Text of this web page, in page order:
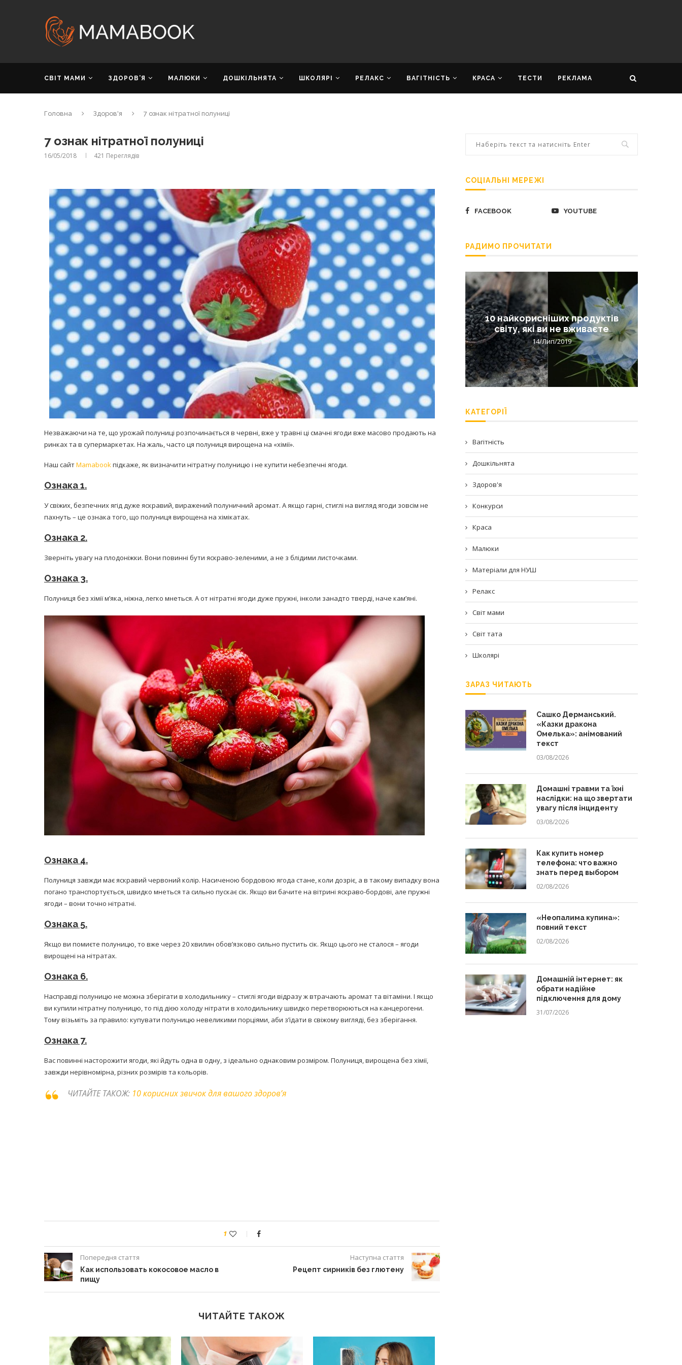
СВІТ МАМИ ЗДОРОВ’Я МАЛЮКИ ДОШКІЛЬНЯТА ШКОЛЯРІ РЕЛАКС ВАГІТНІСТЬ КРАСА ТЕСТИ РЕКЛАМА
Головна Здоров'я 7 ознак нітратної полуниці
7 ознак нітратної полуниці
16/05/2018 421 Переглядів
Незважаючи на те, що урожай полуниці розпочинається в червні, вже у травні ці смачні ягоди вже масово продають на
ринках та в супермаркетах. На жаль, часто ця полуниця вирощена на «хімії».
Наш сайтMamabookпідкаже, як визначити нітратну полуницю і не купити небезпечні ягоди.
Ознака 1.
У свіжих, безпечних ягід дуже яскравий, виражений полуничний аромат. А якщо гарні, стиглі на вигляд ягоди зовсім не
пахнуть – це ознака того, що полуниця вирощена на хімікатах.
Ознака 2.
Зверніть увагу на плодоніжки. Вони повинні бути яскраво-зеленими, а не з блідими листочками.
Ознака 3.
Полуниця без хімії м’яка, ніжна, легко мнеться. А от нітратні ягоди дуже пружні, інколи занадто тверді, наче кам’яні.
Ознака 4.
Полуниця завжди має яскравий червоний колір. Насиченою бордовою ягода стане, коли дозріє, а в такому випадку вона
погано транспортується, швидко мнеться та сильно пускає сік. Якщо ви бачите на вітрині яскраво-бордові, але пружні
ягоди – вони точно нітратні.
Ознака 5.
Якщо ви помиєте полуницю, то вже через 20 хвилин обов’язково сильно пустить сік. Якщо цього не сталося – ягоди
вирощені на нітратах.
Ознака 6.
Насправді полуницю не можна зберігати в холодильнику – стиглі ягоди відразу ж втрачають аромат та вітаміни. І якщо
ви купили нітратну полуницю, то під дією холоду нітрати в холодильнику швидко перетворюються на канцерогени.
Тому візьміть за правило: купувати полуницю невеликими порціями, аби з’їдати в свіжому вигляді, без зберігання.
Ознака 7.
Вас повинні насторожити ягоди, які йдуть одна в одну, з ідеально однаковим розміром. Полуниця, вирощена без хімії,
завжди нерівномірна, різних розмірів та кольорів.
ЧИТАЙТЕ ТАКОЖ: 10 корисних звичок для вашого здоров’я
1
Попередня стаття
Как использовать кокосовое масло в
пищу
Наступна стаття
Рецепт сирників без глютену
ЧИТАЙТЕ ТАКОЖ
СОЦІАЛЬНІ МЕРЕЖІ
FACEBOOK YOUTUBE
РАДИМО ПРОЧИТАТИ
принимать
никакого кипятка
30/Січ/2021
Лікарі назвали симптоми
коронавірусу в дітей
14/Бер/2020
Попробуйте рецепт
легендарного супа доктора
Моро, который без...
08/Січ/2021
10 найкорисніших продуктів
світу, які ви не вживаєте
14/Лип/2019
КАТЕГОРІЇ
Вагітність
Дошкільнята
Здоров'я
Конкурси
Краса
Малюки
Матеріали для НУШ
Релакс
Світ мами
Світ тата
Школярі
ЗАРАЗ ЧИТАЮТЬ
Сашко Дерманський.
«Казки дракона
Омелька»: анімований
текст
03/08/2026
Домашні травми та їхні
наслідки: на що звертати
увагу після інциденту
03/08/2026
Как купить номер
телефона: что важно
знать перед выбором
02/08/2026
«Неопалима купина»:
повний текст
02/08/2026
Домашній інтернет: як
обрати надійне
підключення для дому
31/07/2026